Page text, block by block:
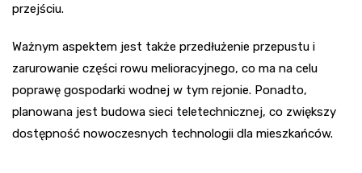
przejściu.
Ważnym aspektem jest także przedłużenie przepustu i
zarurowanie części rowu melioracyjnego, co ma na celu
poprawę gospodarki wodnej w tym rejonie. Ponadto,
planowana jest budowa sieci teletechnicznej, co zwiększy
dostępność nowoczesnych technologii dla mieszkańców.